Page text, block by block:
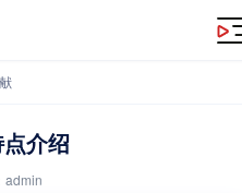
介绍
admin